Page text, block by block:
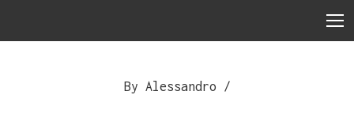
By Alessandro /